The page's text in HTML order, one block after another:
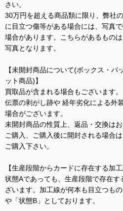
さい。
30万円を超える商品類に限り、弊社
に目立つ傷等がある場合には、写真
場合があります。こちらがあるもの
写真となります。
【未開封商品について(ボックス・パ
ット商品)】
買取品が含まれる場合もございます。
伝票の剥がし跡や 経年劣化による外
場合がございます。
未開封商品の性質上、返品・交換はお
ご購入、ご購入後に開封される場合
ご購入下さい。
【生産段階からカードに存在する加
状態Aであっても、生産段階で存在
ざいます。加工線が何本も目立つも
や「状態B」としております。